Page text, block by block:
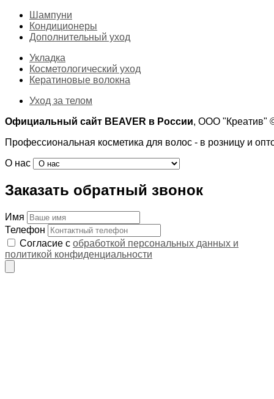
Шампуни
Кондиционеры
Дополнительный уход
Укладка
Косметологический уход
Кератиновые волокна
Уход за телом
Официальный сайт BEAVER в России, ООО "Креатив"
Профессиональная косметика для волос - в розницу и
О нас
Заказать обратный звонок
Имя
Телефон
Согласие с обработкой персональных данных и
политикой конфиденциальности